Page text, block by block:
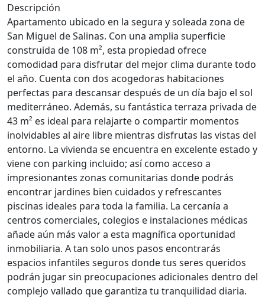
Descripción
Apartamento ubicado en la segura y soleada zona de
San Miguel de Salinas. Con una amplia superficie
construida de 108 m², esta propiedad ofrece
comodidad para disfrutar del mejor clima durante todo
el año. Cuenta con dos acogedoras habitaciones
perfectas para descansar después de un día bajo el sol
mediterráneo. Además, su fantástica terraza privada de
43 m² es ideal para relajarte o compartir momentos
inolvidables al aire libre mientras disfrutas las vistas del
entorno. La vivienda se encuentra en excelente estado y
viene con parking incluido; así como acceso a
impresionantes zonas comunitarias donde podrás
encontrar jardines bien cuidados y refrescantes
piscinas ideales para toda la familia. La cercanía a
centros comerciales, colegios e instalaciones médicas
añade aún más valor a esta magnífica oportunidad
inmobiliaria. A tan solo unos pasos encontrarás
espacios infantiles seguros donde tus seres queridos
podrán jugar sin preocupaciones adicionales dentro del
complejo vallado que garantiza tu tranquilidad diaria.